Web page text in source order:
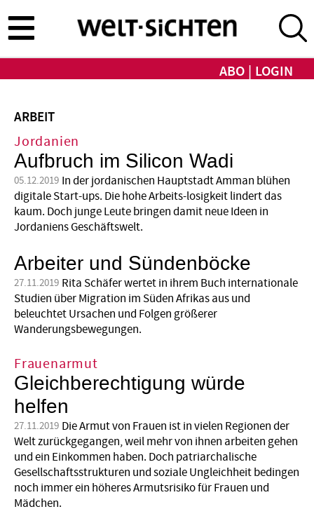
zum
Inhalt
ABO LOGIN
ARBEIT
Jordanien
Aufbruch im Silicon Wadi
05.12.2019 In der jordanischen Hauptstadt Amman blühen
digitale Start-ups. Die hohe Arbeits-losigkeit lindert das
kaum. Doch junge Leute bringen damit neue Ideen in
Jordaniens Geschäftswelt.
Arbeiter und Sündenböcke
27.11.2019 Rita Schäfer wertet in ihrem Buch internationale
Studien über Migration im Süden Afrikas aus und
beleuchtet Ursachen und Folgen größerer
Wanderungsbewegungen.
Frauenarmut
Gleichberechtigung würde
helfen
27.11.2019 Die Armut von Frauen ist in vielen Regionen der
Welt zurückgegangen, weil mehr von ihnen arbeiten gehen
und ein Einkommen haben. Doch patriarchalische
Gesellschaftsstrukturen und soziale Ungleichheit bedingen
noch immer ein höheres Armutsrisiko für Frauen und
Mädchen.